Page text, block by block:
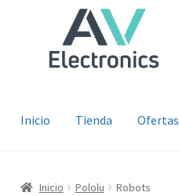
navegación
contenido
Inicio Tienda Ofertas
Inicio Pololu Robots